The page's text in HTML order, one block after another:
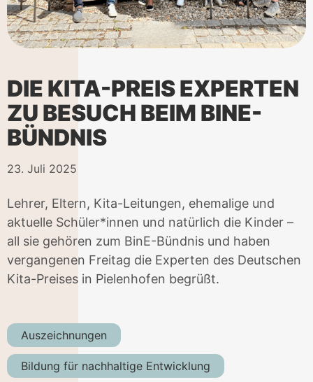
DIE KITA-PREIS EXPERTEN
ZU BESUCH BEIM BINE-
BÜNDNIS
23. Juli 2025
Lehrer, Eltern, Kita-Leitungen, ehemalige und
aktuelle Schüler*innen und natürlich die Kinder –
all sie gehören zum BinE-Bündnis und haben
vergangenen Freitag die Experten des Deutschen
Kita-Preises in Pielenhofen begrüßt.
Auszeichnungen
Bildung für nachhaltige Entwicklung